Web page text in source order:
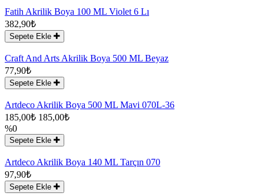
Fatih Akrilik Boya 100 ML Violet 6 Lı
382,90₺
Sepete Ekle
Craft And Arts Akrilik Boya 500 ML Beyaz
77,90₺
Sepete Ekle
Artdeco Akrilik Boya 500 ML Mavi 070L-36
185,00₺ 185,00₺
%0
Sepete Ekle
Artdeco Akrilik Boya 140 ML Tarçın 070
97,90₺
Sepete Ekle